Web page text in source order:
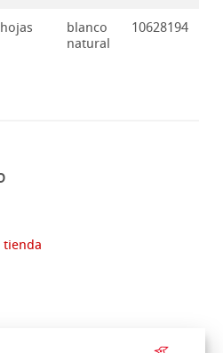
blanco
natural
10628194
tienda